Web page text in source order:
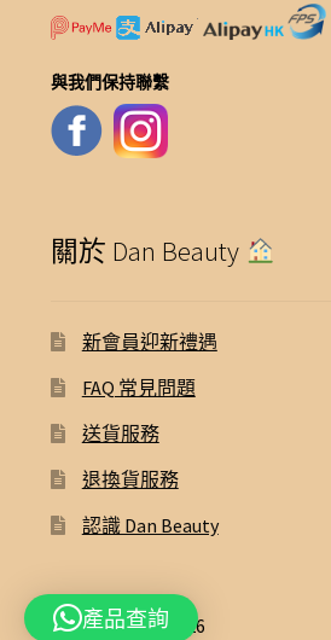
與我們保持聯繫
關於 Dan Beauty
新會員迎新禮遇
FAQ 常見問題
送貨服務
退換貨服務
認識 Dan Beauty
© Dan Beauty 2026
產品查詢